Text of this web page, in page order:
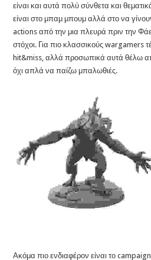
είναι και αυτά πολύ σύνθετα και
είναι στο μπαμ μπουμ αλλά στο να
actions από την μια πλευρά πριν την
στόχοι. Για πιο κλασσικούς wargamers
hit&miss, αλλά προσωπικά αυτά θέλω
όχι απλά να παίζω μπαλωθιές.
Ακόμα πιο ενδιαφέρον είναι το